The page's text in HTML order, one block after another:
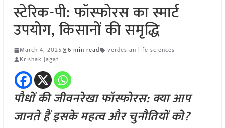
स्टेरिक-पी: फॉस्फोरस का स्मार्ट
उपयोग, किसानों की समृद्धि
March 4, 2025 6 min read
verdesian life sciences
Krishak Jagat
पौधों की जीवनरेखा फॉस्फोरस: क्या आप
जानते हैं इसके महत्व और चुनौतियों को?